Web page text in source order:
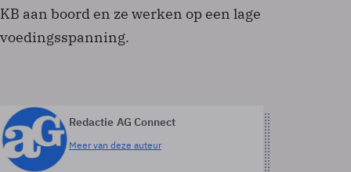
KB aan boord en ze werken op een lage
voedingsspanning.
Redactie AG Connect
Meer van deze auteur